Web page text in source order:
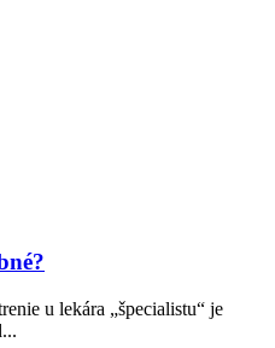
u lekára „špecialistu“ je